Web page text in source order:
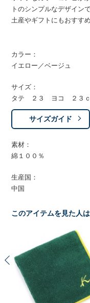
トのシンプルなデザイン
土産やギフトにもおすすめ
カラー：
イエロー／ベージュ
サイズ：
タテ ２３ ヨコ ２３
サイズガイド
素材：
綿１００％
生産国：
中国
このアイテムを見た人